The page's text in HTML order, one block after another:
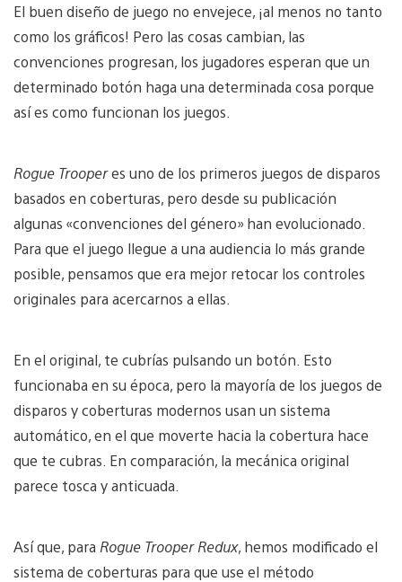
El buen diseño de juego no envejece, ¡al menos no tanto
como los gráficos! Pero las cosas cambian, las
convenciones progresan, los jugadores esperan que un
determinado botón haga una determinada cosa porque
así es como funcionan los juegos.
Rogue Trooperes uno de los primeros juegos de disparos
basados en coberturas, pero desde su publicación
algunas «convenciones del género» han evolucionado.
Para que el juego llegue a una audiencia lo más grande
posible, pensamos que era mejor retocar los controles
originales para acercarnos a ellas.
En el original, te cubrías pulsando un botón. Esto
funcionaba en su época, pero la mayoría de los juegos de
disparos y coberturas modernos usan un sistema
automático, en el que moverte hacia la cobertura hace
que te cubras. En comparación, la mecánica original
parece tosca y anticuada.
Así que, para Rogue Trooper Redux, hemos modificado el
sistema de coberturas para que use el método